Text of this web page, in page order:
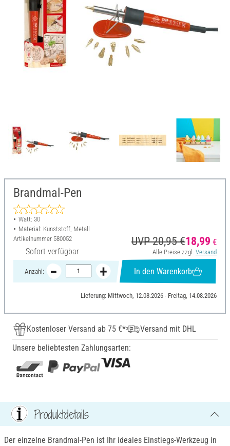
Brandmal-Pen
Watt: 30
Material: Kunststoff, Metall
Artikelnummer 580052
Sofort verfügbar
UVP 20,95 €18,99 €
Alle Preise zzgl. Versand
Anzahl: In den Warenkorb
Lieferung: Mittwoch, 12.08.2026 - Freitag, 14.08.2026
Kostenloser Versand ab 75 €*
Versand mit DHL
Unsere beliebtesten Zahlungsarten:
Produktdetails
Der einzelne Brandmal-Pen ist Ihr ideales Einstiegs-Werkzeug in